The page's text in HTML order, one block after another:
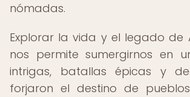
nómadas.
Explorar la vida y el legado de
nos permite sumergirnos en
intrigas, batallas épicas y
forjaron el destino de